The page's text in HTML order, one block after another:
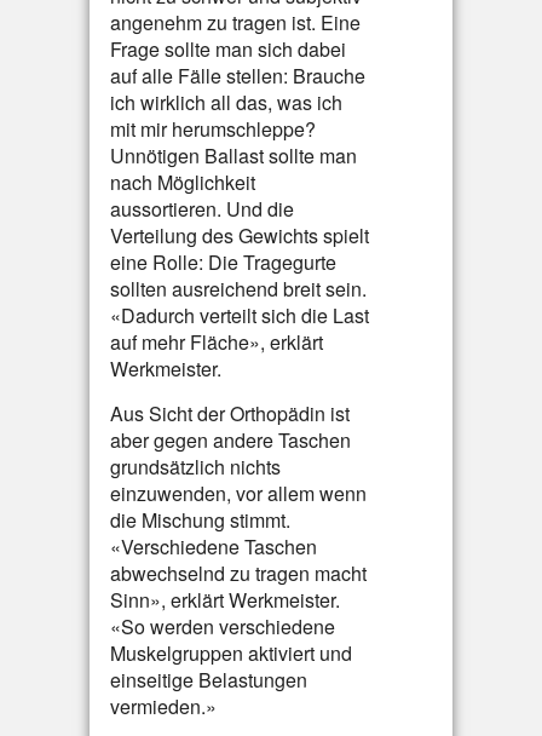
angenehm zu tragen ist. Eine
Frage sollte man sich dabei
auf alle Fälle stellen: Brauche
ich wirklich all das, was ich
mit mir herumschleppe?
Unnötigen Ballast sollte man
nach Möglichkeit
aussortieren. Und die
Verteilung des Gewichts spielt
eine Rolle: Die Tragegurte
sollten ausreichend breit sein.
«Dadurch verteilt sich die Last
auf mehr Fläche», erklärt
Werkmeister.
Aus Sicht der Orthopädin ist
aber gegen andere Taschen
grundsätzlich nichts
einzuwenden, vor allem wenn
die Mischung stimmt.
«Verschiedene Taschen
abwechselnd zu tragen macht
Sinn», erklärt Werkmeister.
«So werden verschiedene
Muskelgruppen aktiviert und
einseitige Belastungen
vermieden.»